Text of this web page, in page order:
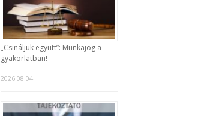
„Csináljuk együtt”: Munkajog a
gyakorlatban!
2026.08.04.